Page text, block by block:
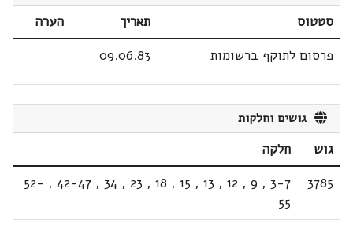
סטטוס תאריך
הערה
פרסום לתוקף ברשומות
09.06.83
גושים וחלקות
גוש
חלקה
3785
3-7
,
9
,
12
,
13
,
15
,
18
,
23
,
34
,
42-47
,
52-
55